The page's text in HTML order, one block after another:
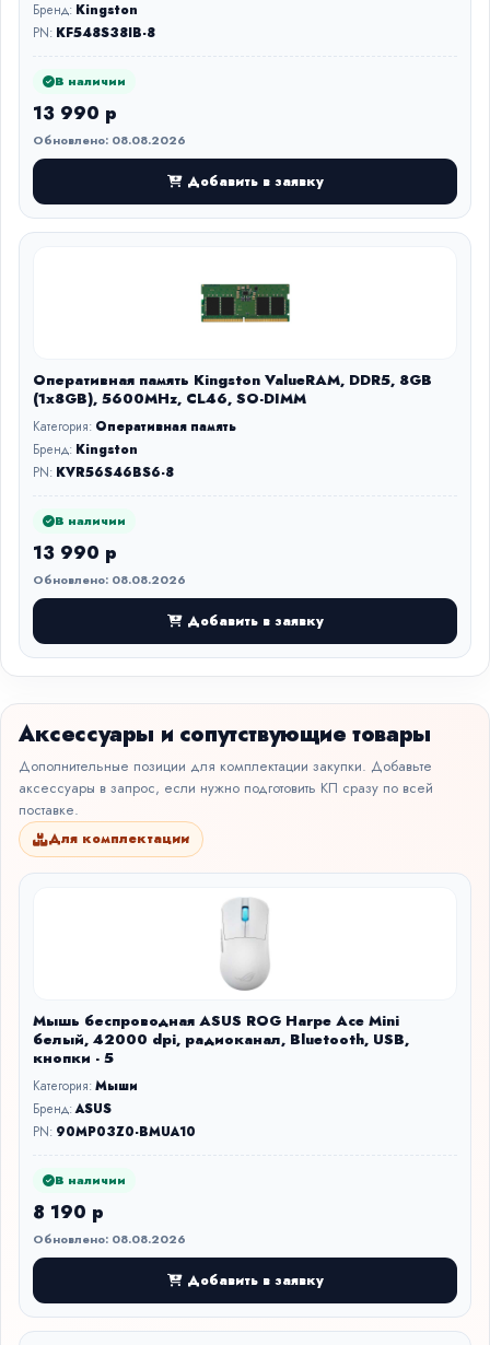
Бренд: Kingston
PN: KF548S38IB-8
В наличии
13 990 р
Обновлено: 08.08.2026
Добавить в заявку
Оперативная память Kingston ValueRAM, DDR5, 8GB
(1x8GB), 5600MHz, CL46, SO-DIMM
Категория: Оперативная память
Бренд: Kingston
PN: KVR56S46BS6-8
В наличии
13 990 р
Обновлено: 08.08.2026
Добавить в заявку
Аксессуары и сопутствующие товары
Дополнительные позиции для комплектации закупки. Добавьте
аксессуары в запрос, если нужно подготовить КП сразу по всей
поставке.
Для комплектации
Мышь беспроводная ASUS ROG Harpe Ace Mini
белый, 42000 dpi, радиоканал, Bluetooth, USB,
кнопки - 5
Категория:Мыши
Бренд:ASUS
PN: 90MP03Z0-BMUA10
В наличии
8 190 р
Обновлено: 08.08.2026
Добавить в заявку